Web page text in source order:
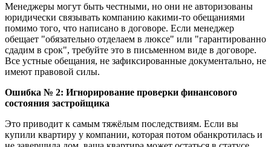
Менеджеры могут быть честными, но они не авторизованы
юридически связывать компанию какими-то обещаниями
помимо того, что написано в договоре. Если менеджер
обещает "обязательно отделаем в люксе" или "гарантированно
сдадим в срок", требуйте это в письменном виде в договоре.
Все устные обещания, не зафиксированные документально, не
имеют правовой силы.
Ошибка № 2: Игнорирование проверки финансового
состояния застройщика
Это приводит к самым тяжёлым последствиям. Если вы
купили квартиру у компании, которая потом обанкротилась и